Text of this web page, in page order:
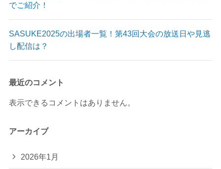
でご紹介！
SASUKE2025の出場者一覧！第43回大会の放送日や見逃
し配信は？
最近のコメント
表示できるコメントはありません。
アーカイブ
2026年1月